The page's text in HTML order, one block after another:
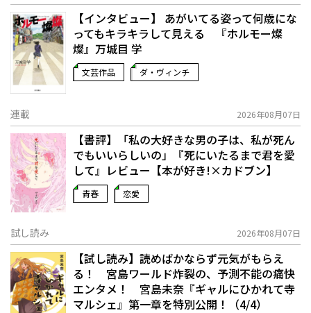
【インタビュー】 あがいてる姿って何歳にな
ってもキラキラして見える 『ホルモー燦
燦』万城目 学
文芸作品 ダ・ヴィンチ
連載 2026年08月07日
【書評】「私の大好きな男の子は、私が死ん
でもいいらしいの」――『死にいたるまで君を愛
して』レビュー【本が好き!×カドブン】
青春 恋愛
試し読み 2026年08月07日
【試し読み】読めばかならず元気がもらえ
る！ 宮島ワールド炸裂の、予測不能の痛快
エンタメ！ 宮島未奈『ギャルにひかれて寺
マルシェ』第一章を特別公開！（4/4）